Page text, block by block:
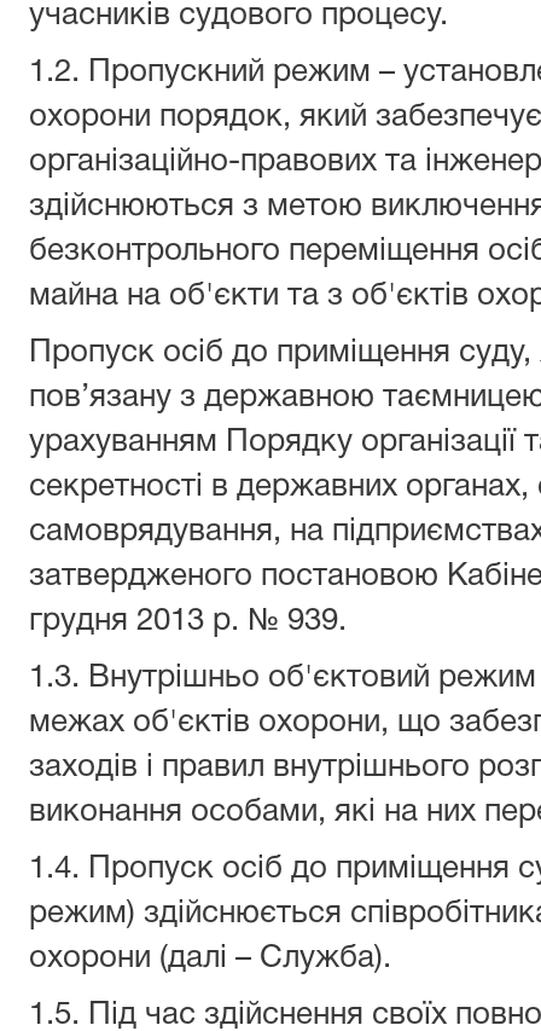
учасників судового процесу.
1.2. Пропускний режим –
охорони порядок, який
організаційно-правових та
здійснюються з метою
безконтрольного переміщення
майна на об'єкти та з об'єктів
Пропуск осіб до приміщення суду,
пов’язану з державною
урахуванням Порядку
секретності в державних органах,
самоврядування, на
затвердженого постановою
грудня 2013 р. № 939.
1.3. Внутрішньо об'єктовий
межах об'єктів охорони, що
заходів і правил внутрішнього
виконання особами, які на них
1.4. Пропуск осіб до приміщення
режим) здійснюється
охорони (далі – Служба).
1.5. Під час здійснення своїх